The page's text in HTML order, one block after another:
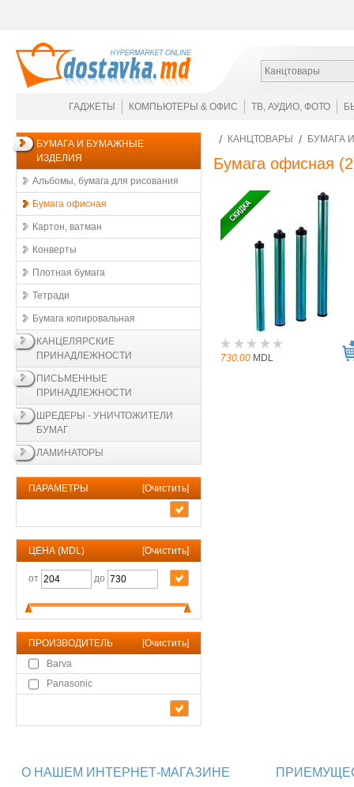
Канцтовары
ГАДЖЕТЫ КОМПЬЮТЕРЫ & ОФИС ТВ, АУДИО, ФОТО
БУМАГА И БУМАЖНЫЕ
ИЗДЕЛИЯ
Альбомы, бумага для рисования
Бумага офисная
Картон, ватман
Конверты
Плотная бумага
Тетради
Бумага копировальная
КАНЦЕЛЯРСКИЕ
ПРИНАДЛЕЖНОСТИ
ПИСЬМЕННЫЕ
ПРИНАДЛЕЖНОСТИ
ШРЕДЕРЫ - УНИЧТОЖИТЕЛИ
БУМАГ
ЛАМИНАТОРЫ
ПАРАМЕТРЫ [Очистить]
ЦЕНА (MDL) [Очистить]
от до
ПРОИЗВОДИТЕЛЬ [Очистить]
Barva
Panasonic
КАНЦТОВАРЫ БУМАГА
Бумага офисная
730.00 MDL
О НАШЕМ ИНТЕРНЕТ-МАГАЗИНЕ